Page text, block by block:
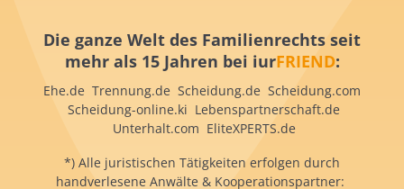
Die ganze Welt des Familienrechts seit
mehr als 15 Jahren bei iurFRIEND:
Ehe.de Trennung.de Scheidung.de Scheidung.com
Scheidung-online.ki Lebenspartnerschaft.de
Unterhalt.com EliteXPERTS.de
*) Alle juristischen Tätigkeiten erfolgen durch
handverlesene Anwälte & Kooperationspartner: